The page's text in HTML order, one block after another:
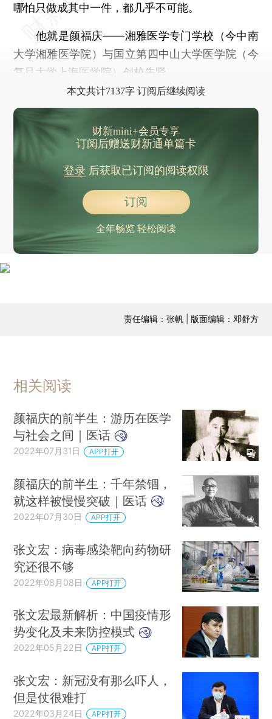
哪怕只做成其中一件，都几乎不可能。
他就是颜福庆——湘雅医学专门学校（今中南
大学湘雅医学院）与国立第四中山大学医学院（今
复旦大学上海医学院）创校先贤。
本文共计7137字 订阅后继续阅读
财新mini+会员专享
订阅后赠送财新通单篇卡
登录后获取已订阅的阅读权限
订阅
全年畅览 轻松阅读
责任编辑：张帆 | 版面编辑：邓舒方
相关阅读
颜福庆的前半生：游历在医学
与社会之间｜医话
2022年07月31日 APP打开
颜福庆的前半生：千年禁锢，
就这样被慢慢突破｜医话
2022年07月30日 APP打开
张文宏：病毒感染靶向药物研
究还很不够
2022年08月08日 APP打开
张文宏最新解析：中国疫情形
势变化及未来防控模式
2022年05月22日 APP打开
张文宏：新冠没有那么吓人，
但是仗很难打
2022年03月24日 APP打开